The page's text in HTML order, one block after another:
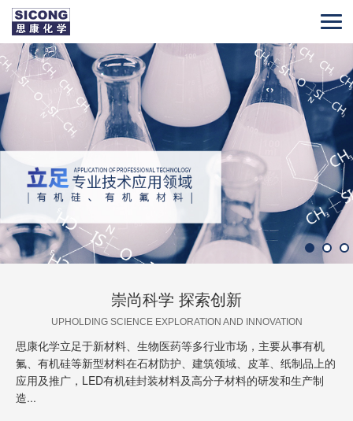
崇尚科学 探索创新
UPHOLDING SCIENCE EXPLORATION AND INNOVATION
思康化学立足于新材料、生物医药等多行业市场，主要从事有机
氟、有机硅等新型材料在石材防护、建筑领域、皮革、纸制品上的
应用及推广，LED有机硅封装材料及高分子材料的研发和生产制
造...